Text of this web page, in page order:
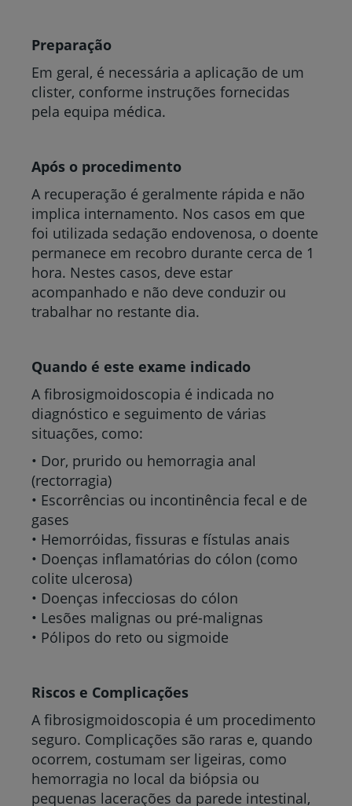
Preparação
Em geral, é necessária a aplicação de um
clister, conforme instruções fornecidas
pela equipa médica.
Após o procedimento
A recuperação é geralmente rápida e não
implica internamento. Nos casos em que
foi utilizada sedação endovenosa, o doente
permanece em recobro durante cerca de 1
hora. Nestes casos, deve estar
acompanhado e não deve conduzir ou
trabalhar no restante dia.
Quando é este exame indicado
A fibrosigmoidoscopia é indicada no
diagnóstico e seguimento de várias
situações, como:
• Dor, prurido ou hemorragia anal
(rectorragia)
• Escorrências ou incontinência fecal e de
gases
• Hemorróidas, fissuras e fístulas anais
• Doenças inflamatórias do cólon (como
colite ulcerosa)
• Doenças infecciosas do cólon
• Lesões malignas ou pré-malignas
• Pólipos do reto ou sigmoide
Riscos e Complicações
A fibrosigmoidoscopia é um procedimento
seguro. Complicações são raras e, quando
ocorrem, costumam ser ligeiras, como
hemorragia no local da biópsia ou
pequenas lacerações da parede intestinal,